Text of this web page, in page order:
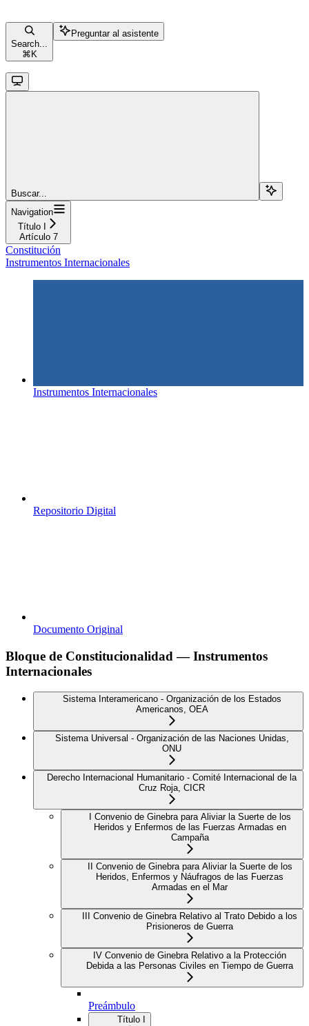
Search...
⌘ K
Preguntar al asistente
Buscar...
Navigation
Título I
Artículo 7
Constitución
Instrumentos Internacionales
Instrumentos Internacionales
Repositorio Digital
Documento Original
Bloque de Constitucionalidad — Instrumentos
Internacionales
Sistema Interamericano - Organización de los Estados
Americanos, OEA
Sistema Universal - Organización de las Naciones Unidas,
ONU
Derecho Internacional Humanitario - Comité Internacional de la
Cruz Roja, CICR
I Convenio de Ginebra para Aliviar la Suerte de los
Heridos y Enfermos de las Fuerzas Armadas en
Campaña
II Convenio de Ginebra para Aliviar la Suerte de los
Heridos, Enfermos y Náufragos de las Fuerzas
Armadas en el Mar
III Convenio de Ginebra Relativo al Trato Debido a los
Prisioneros de Guerra
IV Convenio de Ginebra Relativo a la Protección
Debida a las Personas Civiles en Tiempo de Guerra
Preámbulo
Título I